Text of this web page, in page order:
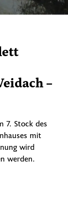
–
7. Stock des
mit
wird
werden.